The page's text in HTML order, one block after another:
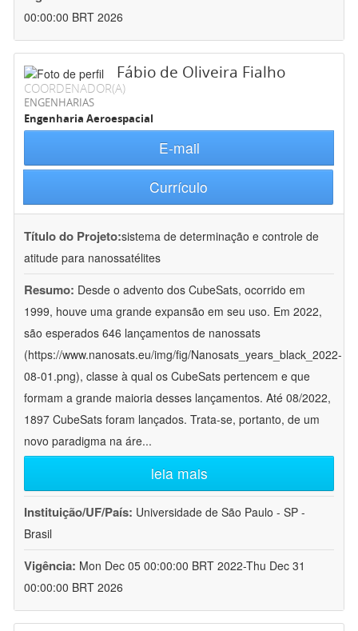
00:00:00 BRT 2026
Fábio de Oliveira Fialho
COORDENADOR(A)
ENGENHARIAS
Engenharia Aeroespacial
E-mail
Currículo
Título do Projeto:sistema de determinação e controle de
atitude para nanossatélites
Resumo: Desde o advento dos CubeSats, ocorrido em
1999, houve uma grande expansão em seu uso. Em 2022,
são esperados 646 lançamentos de nanossats
(https://www.nanosats.eu/img/fig/Nanosats_years_black_2022-
08-01.png), classe à qual os CubeSats pertencem e que
formam a grande maioria desses lançamentos. Até 08/2022,
1897 CubeSats foram lançados. Trata-se, portanto, de um
novo paradigma na áre...
leia mais
Instituição/UF/País: Universidade de São Paulo - SP -
Brasil
Vigência: Mon Dec 05 00:00:00 BRT 2022-Thu Dec 31
00:00:00 BRT 2026